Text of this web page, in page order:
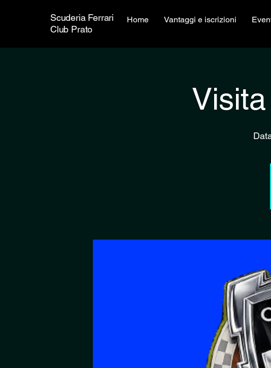
Scuderia Ferrari
Club Prato
Home Vantaggi e iscrizioni